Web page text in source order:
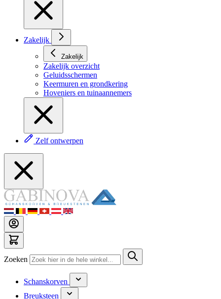
Zakelijk
Zakelijk
Zakelijk overzicht
Geluidsschermen
Keermuren en grondkering
Hoveniers en tuinaannemers
Zelf ontwerpen
Zoeken
Schanskorven
Breuksteen